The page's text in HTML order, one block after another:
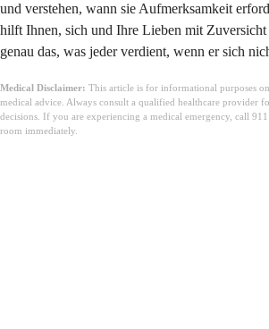
und verstehen, wann sie Aufmerksamkeit
hilft Ihnen, sich und Ihre Lieben mit
genau das, was jeder verdient, wenn er sich
Medical Disclaimer: This article is for informational purposes
medical advice. Always consult a qualified healthcare provider
decisions. If you are experiencing a medical emergency, call
room immediately.